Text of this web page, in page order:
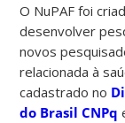
O NuPAF foi
desenvolver
novos
relacionada à
cadastrado no
do Brasil CNPq